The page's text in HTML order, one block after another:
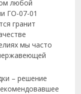
любой
ГО-07-01
гранит
мы часто
– решение